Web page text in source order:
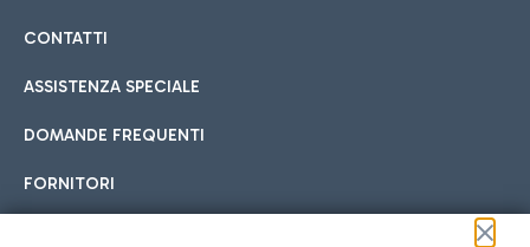
CONTATTI
ASSISTENZA SPECIALE
DOMANDE FREQUENTI
FORNITORI